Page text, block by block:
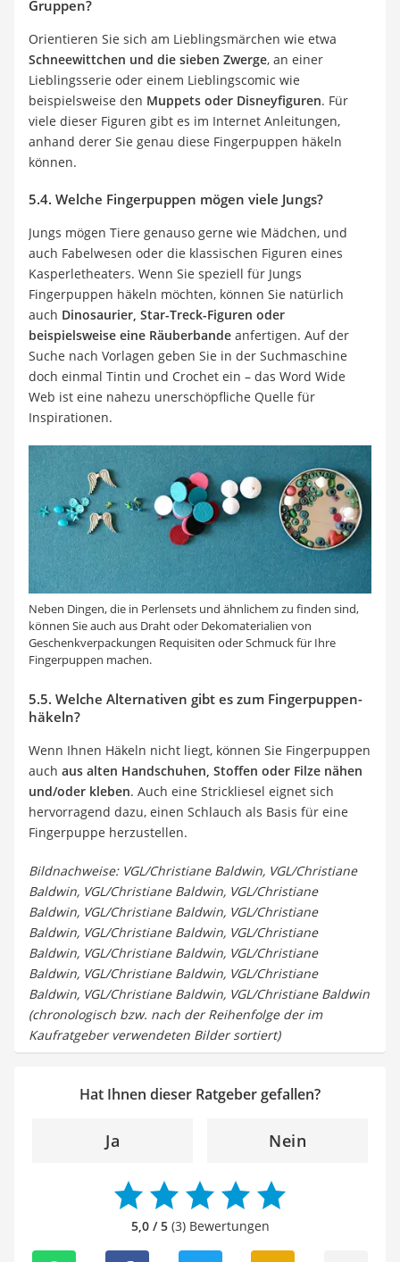
Gruppen?
Orientieren Sie sich am Lieblingsmärchen wie etwa
Schneewittchen und die sieben Zwerge, an einer
Lieblingsserie oder einem Lieblingscomic wie
beispielsweise den Muppets oder Disneyfiguren. Für
viele dieser Figuren gibt es im Internet Anleitungen,
anhand derer Sie genau diese Fingerpuppen häkeln
können.
5.4. Welche Fingerpuppen mögen viele Jungs?
Jungs mögen Tiere genauso gerne wie Mädchen, und
auch Fabelwesen oder die klassischen Figuren eines
Kasperletheaters. Wenn Sie speziell für Jungs
Fingerpuppen häkeln möchten, können Sie natürlich
auch Dinosaurier, Star-Treck-Figuren oder
beispielsweise eine Räuberbande anfertigen. Auf der
Suche nach Vorlagen geben Sie in der Suchmaschine
doch einmal Tintin und Crochet ein – das Word Wide
Web ist eine nahezu unerschöpfliche Quelle für
Inspirationen.
Neben Dingen, die in Perlensets und ähnlichem zu finden sind,
können Sie auch aus Draht oder Dekomaterialien von
Geschenkverpackungen Requisiten oder Schmuck für Ihre
Fingerpuppen machen.
5.5. Welche Alternativen gibt es zum Fingerpuppen-
häkeln?
Wenn Ihnen Häkeln nicht liegt, können Sie Fingerpuppen
auch aus alten Handschuhen, Stoffen oder Filze nähen
und/oder kleben. Auch eine Strickliesel eignet sich
hervorragend dazu, einen Schlauch als Basis für eine
Fingerpuppe herzustellen.
Bildnachweise: VGL/Christiane Baldwin, VGL/Christiane
Baldwin, VGL/Christiane Baldwin, VGL/Christiane
Baldwin, VGL/Christiane Baldwin, VGL/Christiane
Baldwin, VGL/Christiane Baldwin, VGL/Christiane
Baldwin, VGL/Christiane Baldwin, VGL/Christiane
Baldwin, VGL/Christiane Baldwin, VGL/Christiane
Baldwin, VGL/Christiane Baldwin, VGL/Christiane Baldwin
(chronologisch bzw. nach der Reihenfolge der im
Kaufratgeber verwendeten Bilder sortiert)
Hat Ihnen dieser Ratgeber gefallen?
Ja Nein
5,0 / 5(3) Bewertungen